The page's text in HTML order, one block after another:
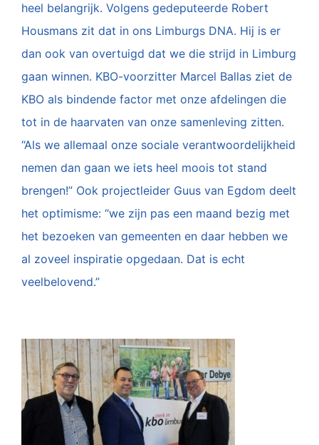
heel belangrijk. Volgens gedeputeerde Robert
Housmans zit dat in ons Limburgs DNA. Hij is er
dan ook van overtuigd dat we die strijd in Limburg
gaan winnen. KBO-voorzitter Marcel Ballas ziet de
KBO als bindende factor met onze afdelingen die
tot in de haarvaten van onze samenleving zitten.
“Als we allemaal onze sociale verantwoordelijkheid
nemen dan gaan we iets heel moois tot stand
brengen!” Ook projectleider Guus van Egdom deelt
het optimisme: “we zijn pas een maand bezig met
het bezoeken van gemeenten en daar hebben we
al zoveel inspiratie opgedaan. Dat is echt
veelbelovend.”